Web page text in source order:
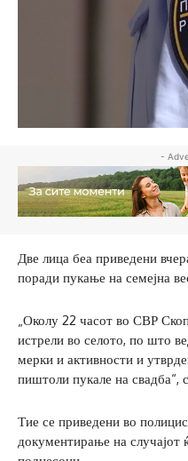
-
Две лица беа приведени
поради пукање на семејна
„Околу 22 часот во СВР
истрели во селото, по што
мерки и активности и
пиштоли пукале на
Тие се приведени во
документирање на случајот